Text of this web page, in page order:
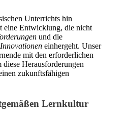
Unterrichts hin
eine Entwicklung, die nicht
und die
einhergeht. Unser
mit den erforderlichen
diese Herausforderungen
zukunftsfähigen
Lernkultur